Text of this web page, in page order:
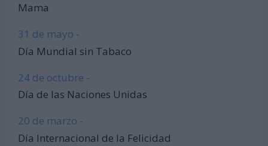
Mama
31 de mayo -
Día Mundial sin Tabaco
24 de octubre -
Día de las Naciones Unidas
20 de marzo -
Día Internacional de la Felicidad